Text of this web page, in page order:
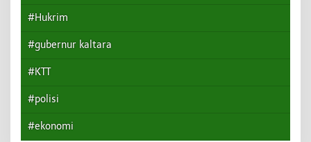
#Hukrim
#gubernur kaltara
#KTT
#polisi
#ekonomi